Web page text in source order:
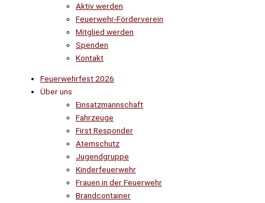
Aktiv werden
Feuerwehr-Förderverein
Mitglied werden
Spenden
Kontakt
Feuerwehrfest 2026
Über uns
Einsatzmannschaft
Fahrzeuge
First Responder
Atemschutz
Jugendgruppe
Kinderfeuerwehr
Frauen in der Feuerwehr
Brandcontainer